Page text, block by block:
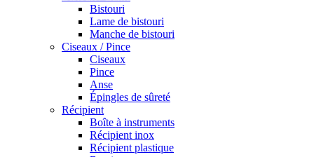
Bistouri
Lame de bistouri
Manche de bistouri
Ciseaux / Pince
Ciseaux
Pince
Anse
Épingles de sûreté
Récipient
Boîte à instruments
Récipient inox
Récipient plastique